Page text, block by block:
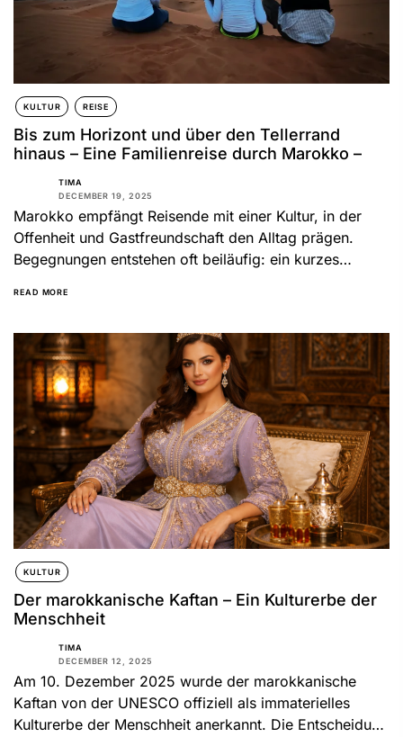
KULTUR REISE
Bis zum Horizont und über den Tellerrand
hinaus – Eine Familienreise durch Marokko –
TIMA
DECEMBER 19, 2025
Marokko empfängt Reisende mit einer Kultur, in der
Offenheit und Gastfreundschaft den Alltag prägen.
Begegnungen entstehen oft beiläufig: ein kurzes
READ MORE
KULTUR
Der marokkanische Kaftan – Ein Kulturerbe der
Menschheit
TIMA
DECEMBER 12, 2025
Am 10. Dezember 2025 wurde der marokkanische
Kaftan von der UNESCO offiziell als immaterielles
Kulturerbe der Menschheit anerkannt. Die Entscheidung